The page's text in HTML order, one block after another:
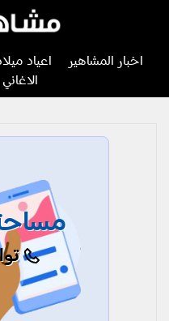
اخبار المشاهير اعياد
الاغاني